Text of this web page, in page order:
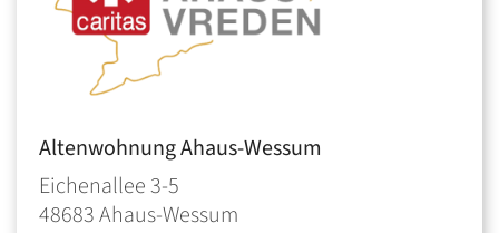
Altenwohnung Ahaus-Wessum
Eichenallee 3-5
48683Ahaus-Wessum